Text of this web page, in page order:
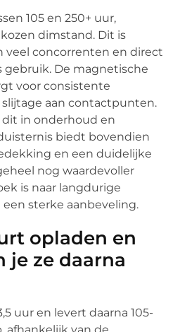
105 en 250+ uur,
dimstand. Dit is
veel concorrenten en direct
gebruik. De magnetische
voor consistente
aan contactpunten.
in onderhoud en
biedt bovendien
en een duidelijke
nog waardevoller
is naar langdurige
sterke aanbeveling.
opladen en
je ze daarna
uur en levert daarna 105-